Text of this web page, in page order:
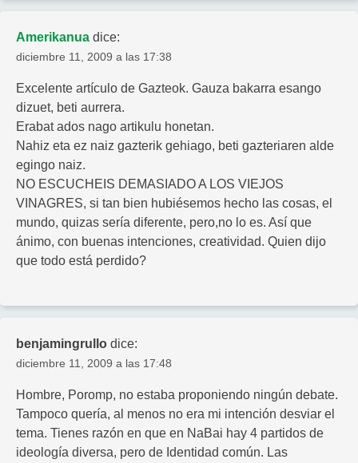
Amerikanua dice:
diciembre 11, 2009 a las 17:38
Excelente artículo de Gazteok. Gauza bakarra esango
dizuet, beti aurrera.
Erabat ados nago artikulu honetan.
Nahiz eta ez naiz gazterik gehiago, beti gazteriaren alde
egingo naiz.
NO ESCUCHEIS DEMASIADO A LOS VIEJOS
VINAGRES, si tan bien hubiésemos hecho las cosas, el
mundo, quizas sería diferente, pero,no lo es. Así que
ánimo, con buenas intenciones, creatividad. Quien dijo
que todo está perdido?
benjamingrullo dice:
diciembre 11, 2009 a las 17:48
Hombre, Poromp, no estaba proponiendo ningún debate.
Tampoco quería, al menos no era mi intención desviar el
tema. Tienes razón en que en NaBai hay 4 partidos de
ideología diversa, pero de Identidad común. Las